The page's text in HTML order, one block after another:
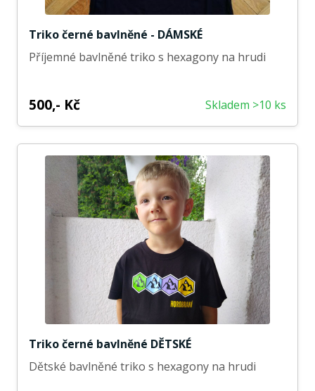
Triko černé bavlněné - DÁMSKÉ
Příjemné bavlněné triko s hexagony na hrudi
500,- Kč Skladem >10 ks
Triko černé bavlněné DĚTSKÉ
Dětské bavlněné triko s hexagony na hrudi